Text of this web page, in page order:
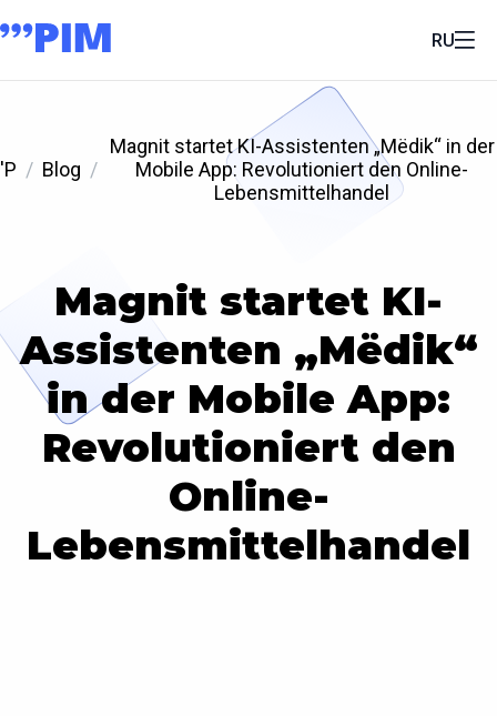
RU
'P Blog
Magnit startet KI-Assistenten „Mёdik“ in der
Mobile App: Revolutioniert den Online-
Lebensmittelhandel
Magnit startet KI-
Assistenten „Mёdik“
in der Mobile App:
Revolutioniert den
Online-
Lebensmittelhandel